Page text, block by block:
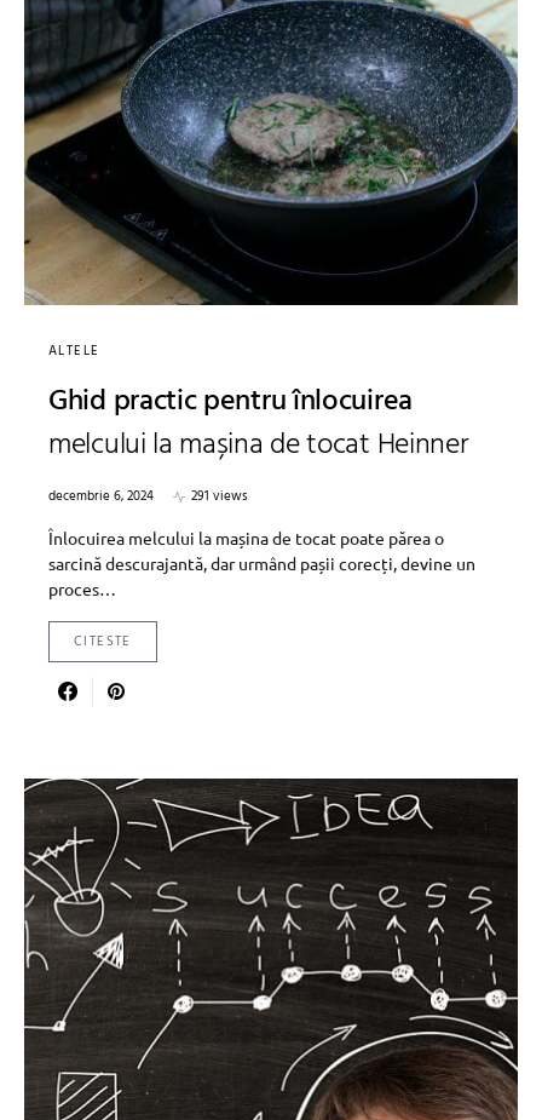
ALTELE
Ghid practic pentru înlocuirea
melcului la mașina de tocat Heinner
decembrie 6, 2024
291 views
Înlocuirea melcului la mașina de tocat poate părea o
sarcină descurajantă, dar urmând pașii corecți, devine un
proces…
CITESTE